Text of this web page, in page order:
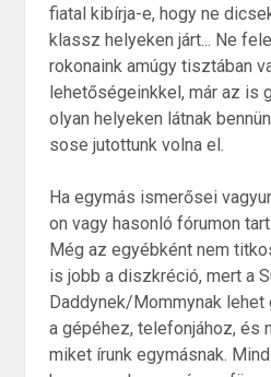
fiatal kibírja-e, hogy ne
klassz helyeken járt... Ne
rokonaink amúgy tisztában
lehetőségeinkkel, már az is
olyan helyeken látnak
sose jutottunk volna el.
Ha egymás ismerősei
on vagy hasonló fórumon
Még az egyébként nem
is jobb a diszkréció, mert a
Daddynek/Mommynak
a gépéhez, telefonjához, és
miket írunk egymásnak.